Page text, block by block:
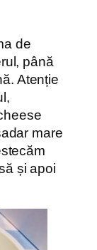
de
până
Atenție
mare
și apoi